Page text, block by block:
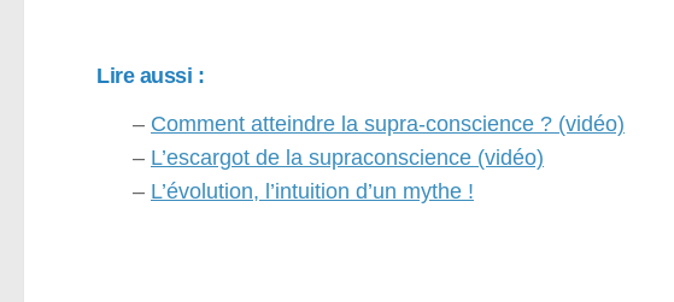
Lire aussi :
– Comment atteindre la supra-conscience ? (vidéo)
– L’escargot de la supraconscience (vidéo)
– L’évolution, l’intuition d’un mythe !